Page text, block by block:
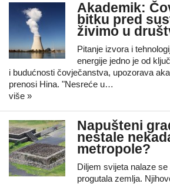
Akademik:
bitku pred
živimo u
Pitanje izvora i
energije jedno je od
i budućnosti čovječanstva, upozorava
prenosi Hina. "Nesreće u…
više »
Napušteni
nestale
metropole?
Diljem svijeta nalaze
progutala zemlja.